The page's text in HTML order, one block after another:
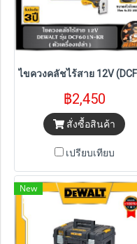
ไขควงคลัชไร้สาย 12V
฿2,450
สั่งซื้อสินค้า
เปรียบเทียบ
New